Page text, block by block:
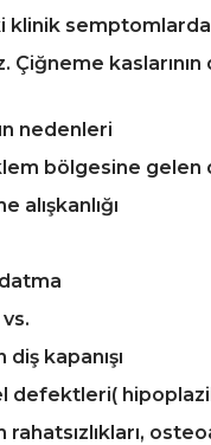
klinik
Çiğneme
nedenleri
bölgesine
alışkanlığı
kapanışı
defektleri(
rahatsızlıkları,